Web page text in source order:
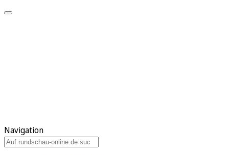
Navigation